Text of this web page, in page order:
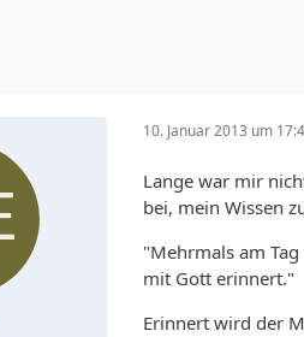
10. Januar 2013 um
Lange war mir
bei, mein Wissen
"Mehrmals am
mit Gott erinnert."
Erinnert wird der